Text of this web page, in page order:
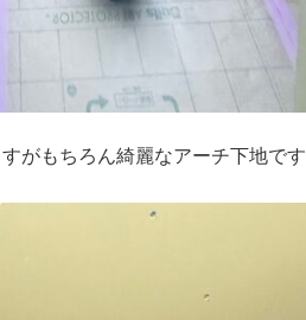
がもちろん綺麗なアーチ下地です